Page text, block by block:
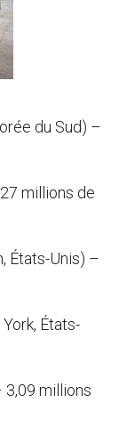
du Sud) –
millions de
États-Unis) –
États-
3,09 millions